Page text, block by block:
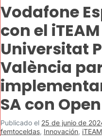
Vodafone
con el
Universitat
València
SA con
Publicado el 25 de junio de
femtoceldas, Innovación, iTEAM